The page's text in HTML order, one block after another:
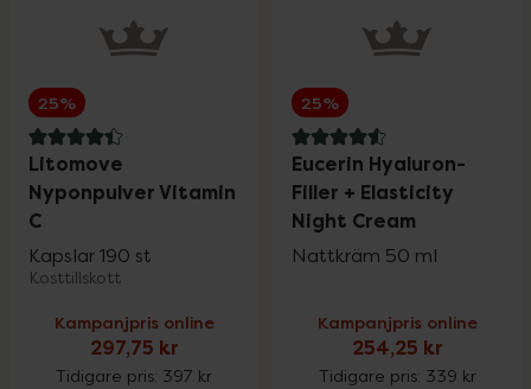
Wellibites
25%
4.4 av 5 i omdöme
Litomove
Nyponpulver Vitamin
C
Kapslar 190 st
Kosttillskott
Kampanjpris online
297,75 kr
Tidigare pris: 397 kr
25%
4.6 av 5 i omdöme
Eucerin Hyaluron-
Filler + Elasticity
Night Cream
Nattkräm 50 ml
Kampanjpris online
254,25 kr
Tidigare pris: 339 kr